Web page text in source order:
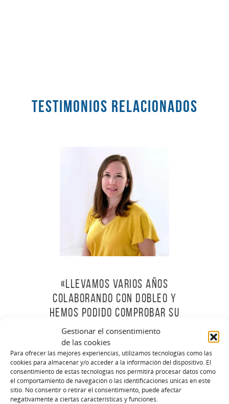
Gestionar el consentimiento
de las cookies
Para ofrecer las mejores experiencias, utilizamos tecnologías como las
cookies para almacenar y/o acceder a la información del dispositivo. El
consentimiento de estas tecnologías nos permitirá procesar datos como
el comportamiento de navegación o las identificaciones únicas en este
sitio. No consentir o retirar el consentimiento, puede afectar
negativamente a ciertas características y funciones.
Testimonios RELACIONADOS
«Llevamos varios años
colaborando con Dobleo y
hemos podido comprobar su
profesionalidad, cercanía y
disposición para ayudar en
todo lo que se necesite. «